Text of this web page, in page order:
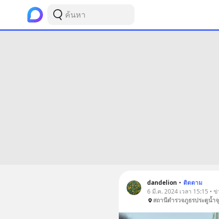
dandelion • ติดตาม
6 มี.ค. 2024 เวลา 15:15 • ข่
สถานีตำรวจภูธรประตูน้ำ